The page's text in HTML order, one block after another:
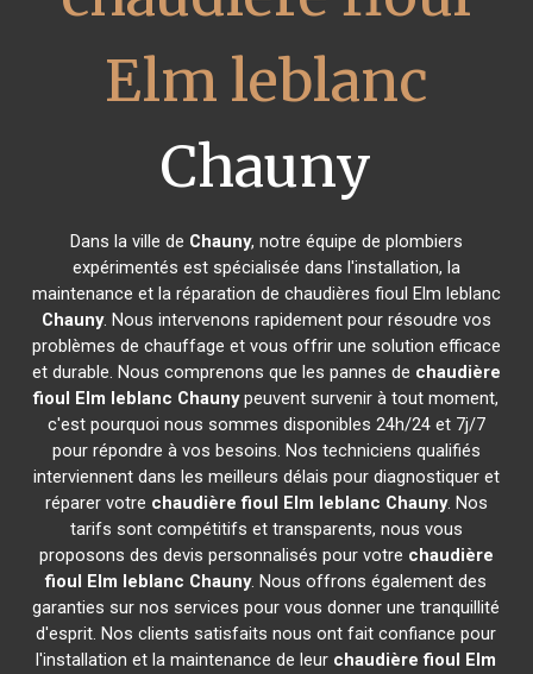
Elm leblanc
Chauny
Dans la ville de Chauny, notre équipe de plombiers
expérimentés est spécialisée dans l'installation, la
maintenance et la réparation de chaudières fioul Elm leblanc
Chauny. Nous intervenons rapidement pour résoudre vos
problèmes de chauffage et vous offrir une solution efficace
et durable. Nous comprenons que les pannes de chaudière
fioul Elm leblanc Chaunypeuvent survenir à tout moment,
c'est pourquoi nous sommes disponibles 24h/24 et 7j/7
pour répondre à vos besoins. Nos techniciens qualifiés
interviennent dans les meilleurs délais pour diagnostiquer et
réparer votre chaudière fioul Elm leblanc Chauny. Nos
tarifs sont compétitifs et transparents, nous vous
proposons des devis personnalisés pour votre chaudière
fioul Elm leblanc Chauny. Nous offrons également des
garanties sur nos services pour vous donner une tranquillité
d'esprit. Nos clients satisfaits nous ont fait confiance pour
l'installation et la maintenance de leur chaudière fioul Elm